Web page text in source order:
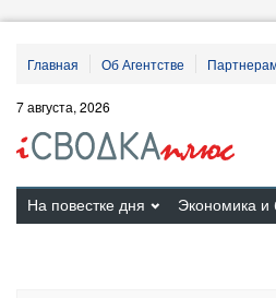
Главная Об Агентстве
7 августа, 2026
На повестке дня Экономика и